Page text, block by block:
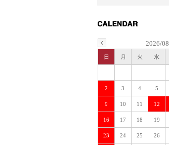
2026/08
日 月 火 水
2 3 4 5
9 10 11 12
16 17 18 19
23 24 25 26